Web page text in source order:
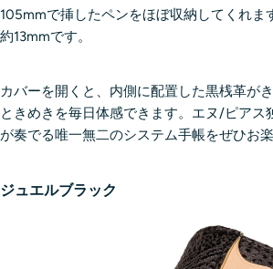
105mmで挿したペンをほぼ収納してくれま
約13mmです。
カバーを開くと、内側に配置した黒桟革が
ときめきを毎日体感できます。エヌ/ピアス
が奏でる唯一無二のシステム手帳をぜひお楽
ジュエルブラック